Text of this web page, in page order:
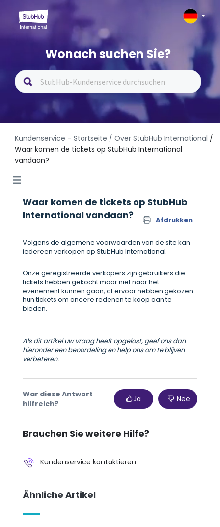
Wonach suchen Sie?
Kundenservice – Startseite / Over StubHub International /
Waar komen de tickets op StubHub International
vandaan?
Waar komen de tickets op StubHub
International vandaan?
Afdrukken
Volgens de algemene voorwaarden van de site kan
iedereen verkopen op StubHub International.
Onze geregistreerde verkopers zijn gebruikers die
tickets hebben gekocht maar niet naar het
evenement kunnen gaan, of ervoor hebben gekozen
hun tickets om andere redenen te koop aan te
bieden.
Als dit artikel uw vraag heeft opgelost, geef ons dan
hieronder een beoordeling en help ons om te blijven
verbeteren.
War diese Antwort
hilfreich?
Ja Nee
Brauchen Sie weitere Hilfe?
Kundenservice kontaktieren
Ähnliche Artikel